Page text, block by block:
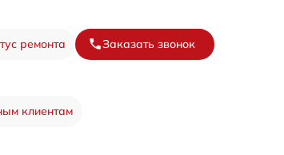
ремонта Заказать звонок
клиентам